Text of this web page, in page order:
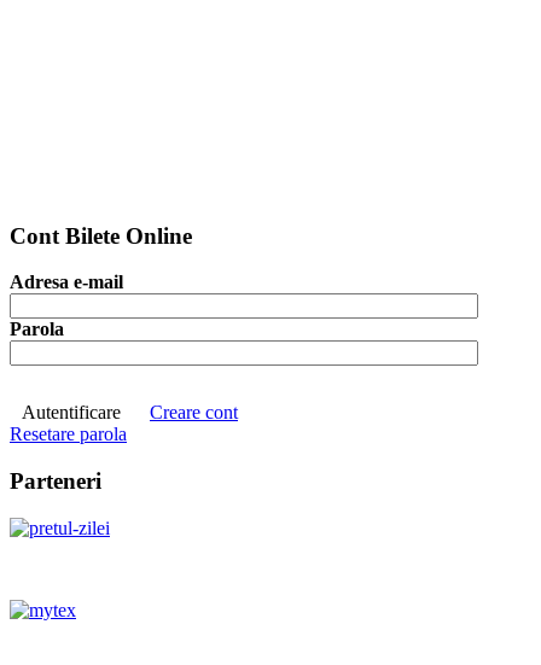
Cont Bilete Online
Adresa e-mail
Parola
Autentificare
Creare cont
Resetare parola
Parteneri